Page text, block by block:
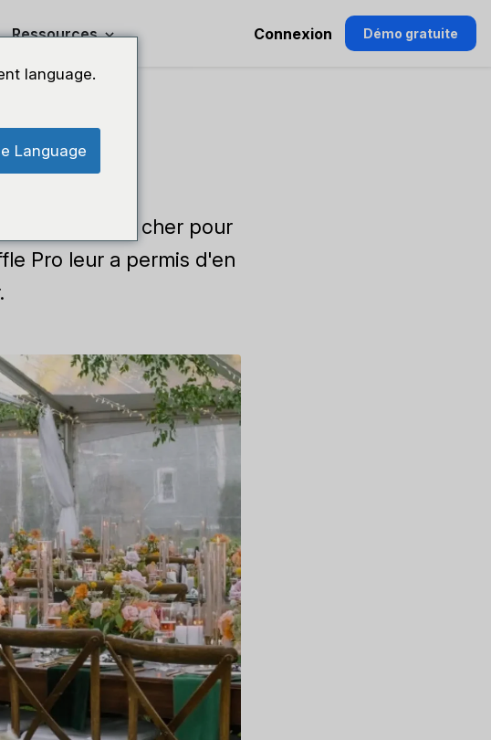
Ressources Connexion Démo gratuite
payait trop cher pour
Pro leur a permis d'en
language.
Language